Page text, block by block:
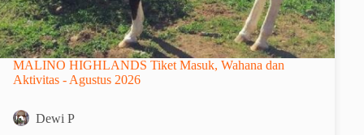
MALINO HIGHLANDS Tiket Masuk, Wahana dan
Aktivitas - Agustus 2026
Dewi P